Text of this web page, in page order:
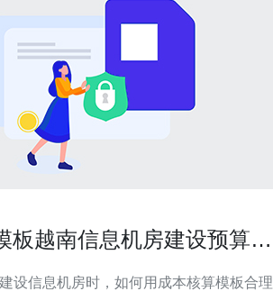
板越南信息机房建设预算如
设信息机房时，如何用成本核算模板合理